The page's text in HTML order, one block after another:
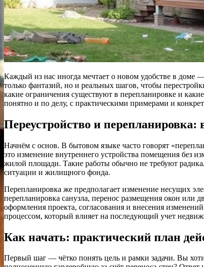
Каждый из нас иногда мечтает о новом удобстве в доме
только фантазий, но и реальных шагов, чтобы
какие ограничения существуют в перепланировке и
понятно и по делу, с практическими примерами и
Переустройство и перепланировка:
Начнём с основ. В бытовом языке часто говорят
это изменение внутреннего устройства помещения без
жилой площади. Такие работы обычно не требуют
ситуации и жилищного фонда.
Перепланировка же предполагает изменение несущих
перепланировка санузла, перенос размещения окон или
оформления проекта, согласования и внесения
процессом, который влияет на последующий учет
Как начать: практический план
Первый шаг — чётко понять цель и рамки задачи. Вы